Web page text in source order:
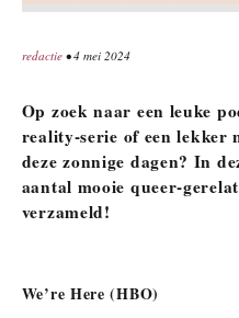
redactie• 4 mei 2024
Op zoek naar een leuke
reality-serie of een lekker
deze zonnige dagen? In
aantal mooie queer-
verzameld!
We’re Here (HBO)